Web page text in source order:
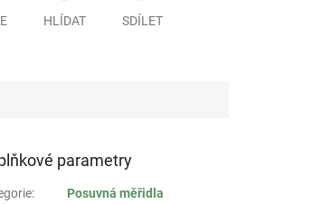
HLÍDAT SDÍLET
parametry
:
Posuvná měřidla